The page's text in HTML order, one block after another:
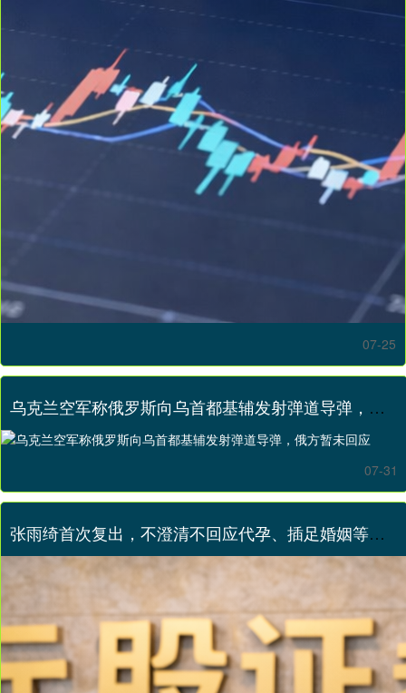
07-25
乌克兰空军称俄罗斯向乌首都基辅发射弹道导弹，俄方暂未回应
07-31
张雨绮首次复出，不澄清不回应代孕、插足婚姻等争议